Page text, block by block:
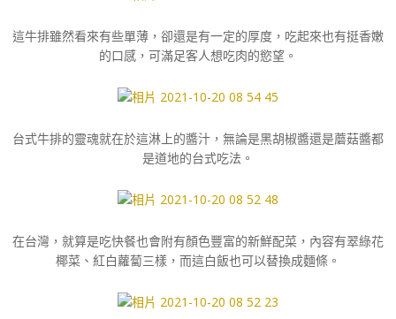
這牛排雖然看來有些單薄，卻還是有一定的厚度，吃起來也有挺香嫩
的口感，可滿足客人想吃肉的慾望。
台式牛排的靈魂就在於這淋上的醬汁，無論是黑胡椒醬還是蘑菇醬都
是道地的台式吃法。
在台灣，就算是吃快餐也會附有顏色豐富的新鮮配菜，內容有翠綠花
椰菜、紅白蘿蔔三樣，而這白飯也可以替換成麵條。